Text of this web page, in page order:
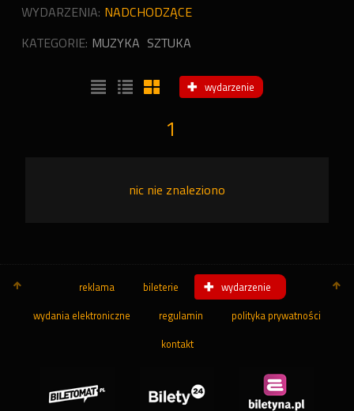
WYDARZENIA: NADCHODZĄCE
KATEGORIE: MUZYKA SZTUKA
wydarzenie
1
nic nie znaleziono
reklama bileterie wydarzenie
wydania elektroniczne regulamin polityka prywatności
kontakt